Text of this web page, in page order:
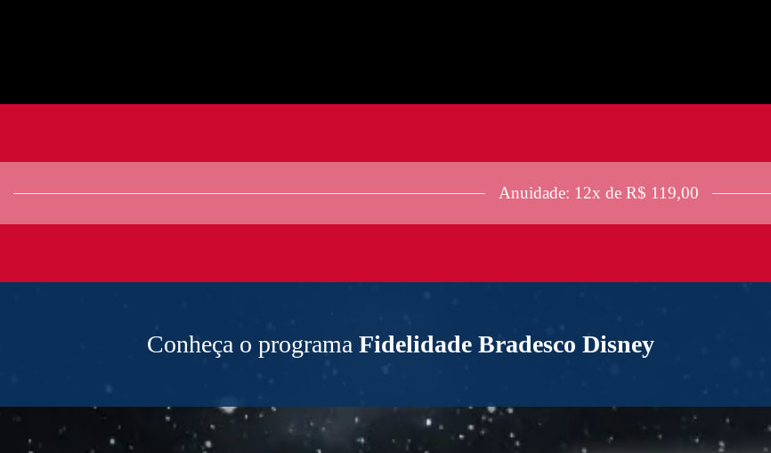
Anuidade: 12x de R$ 119,00
Conheça o programa Fidelidade Bradesco Disney